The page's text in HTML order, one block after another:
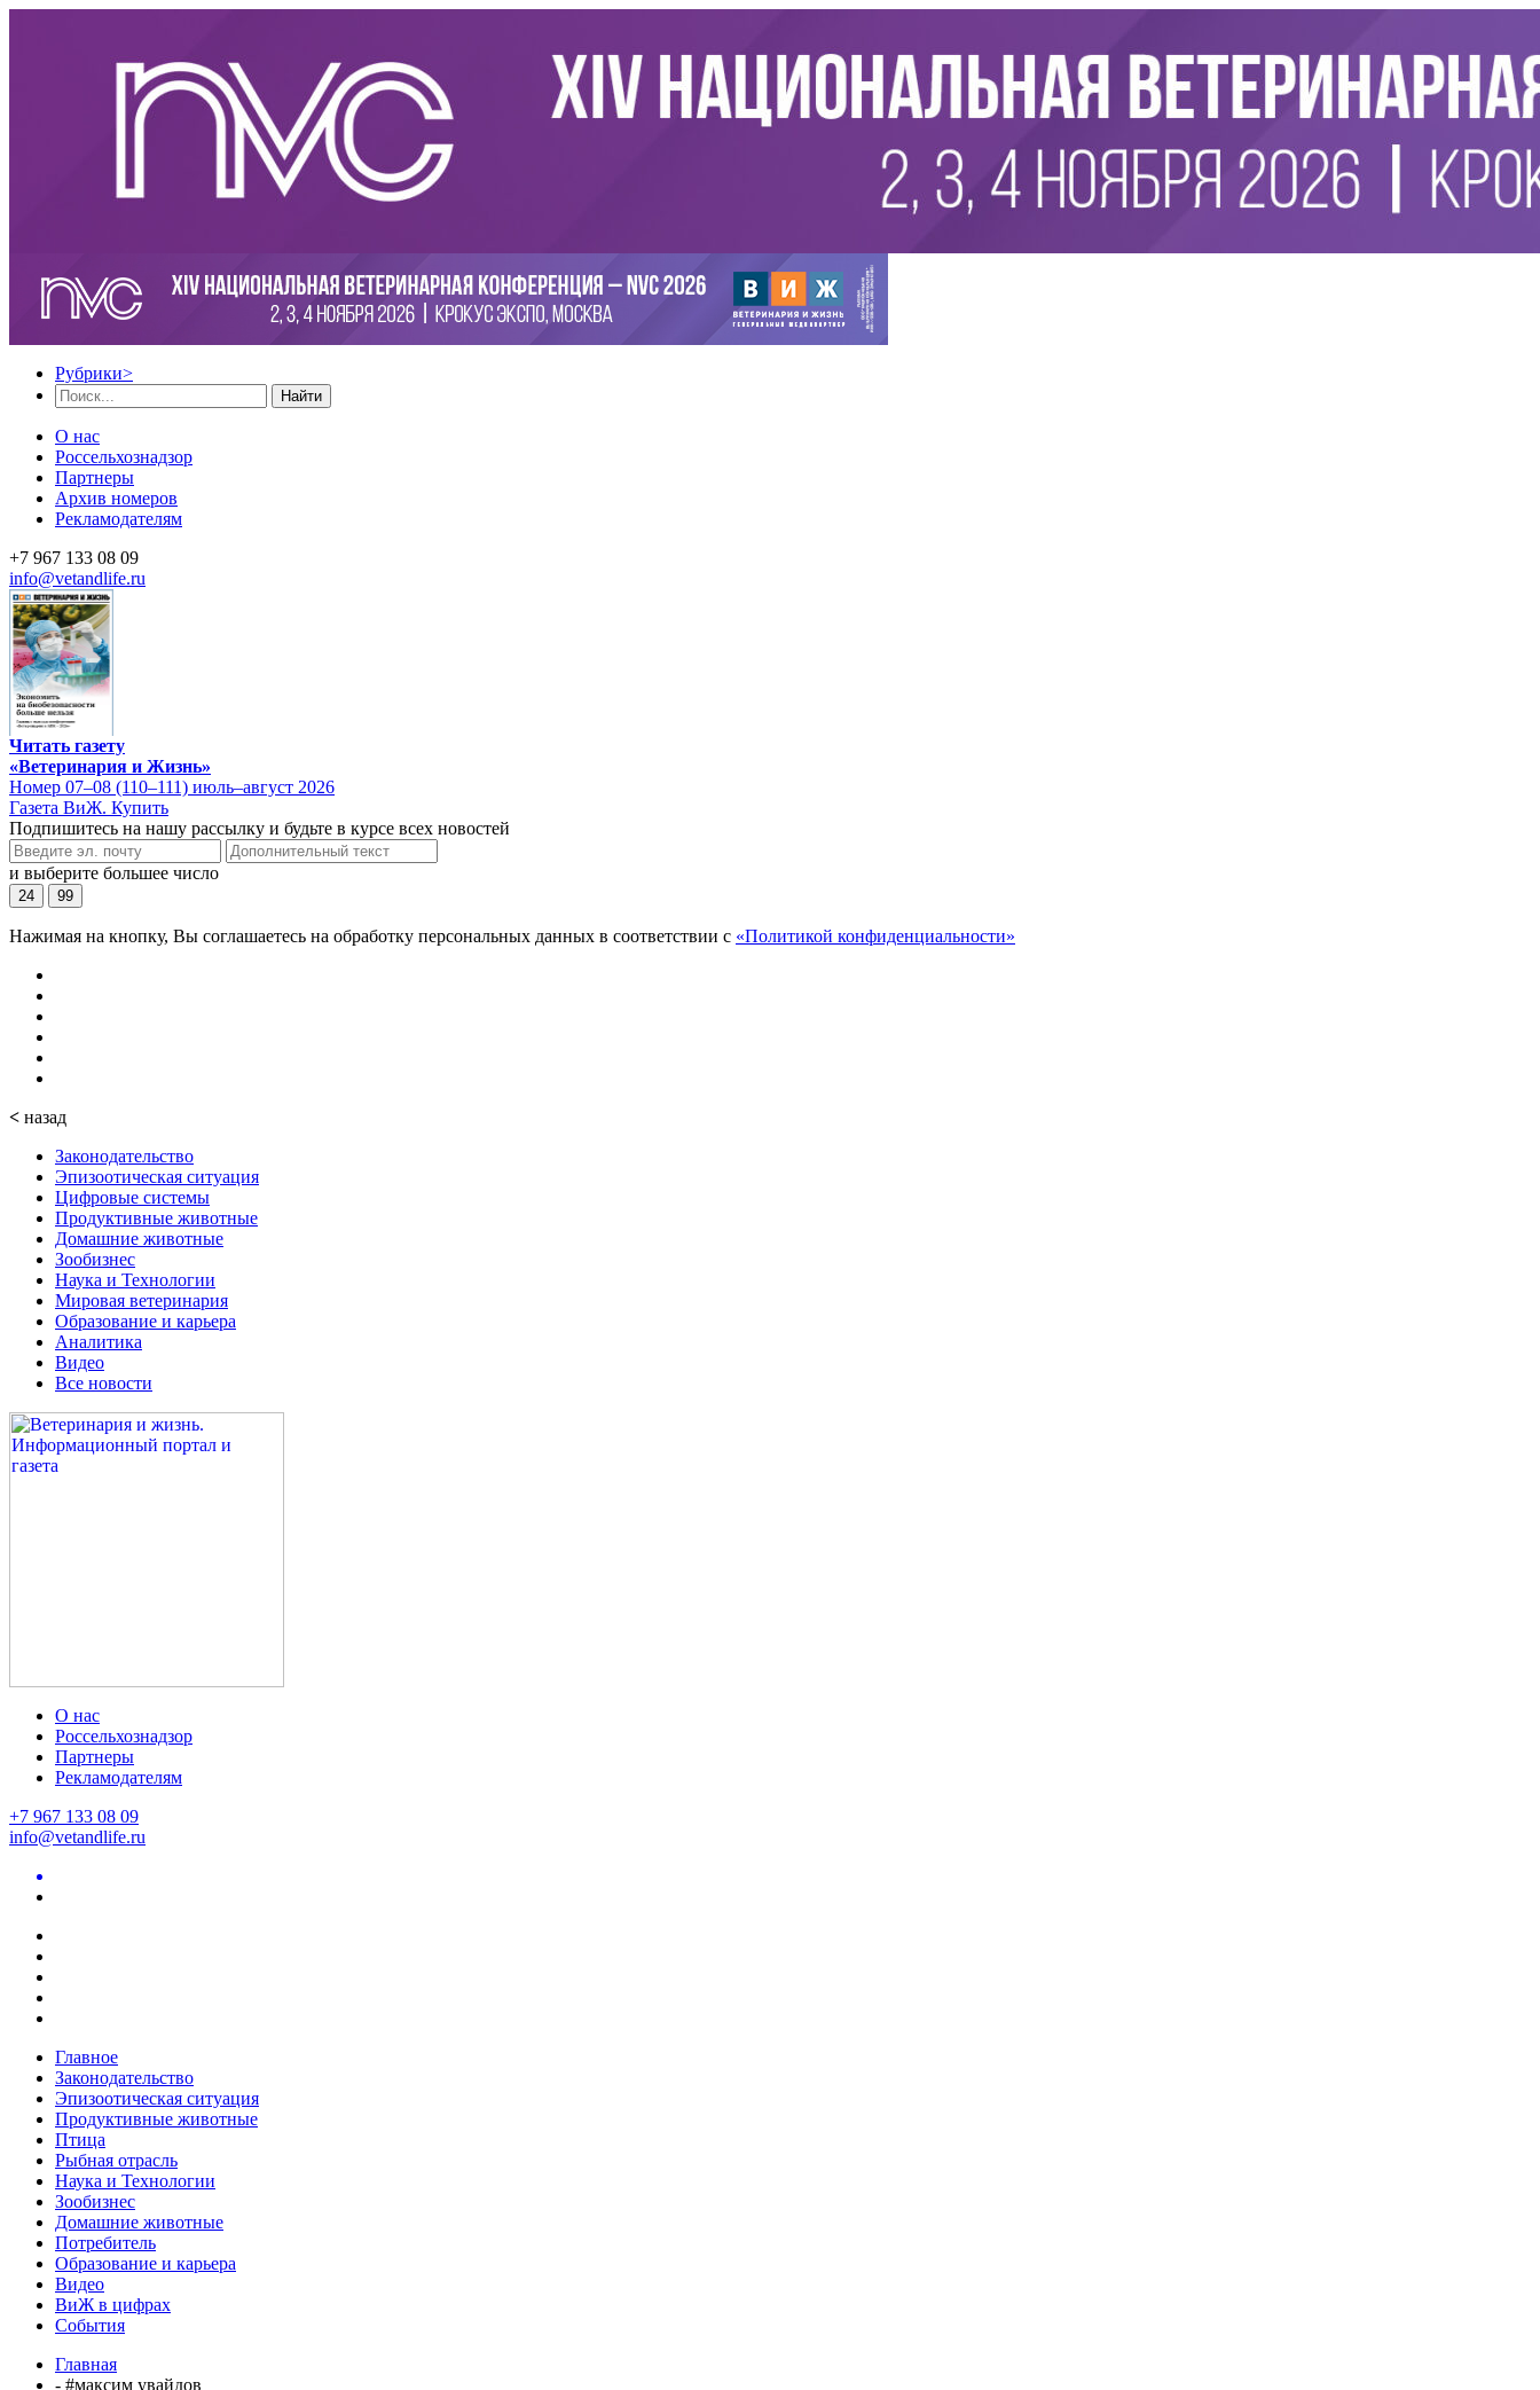
Рубрики>
Найти
О нас
Россельхознадзор
Партнеры
Архив номеров
Рекламодателям
+7 967 133 08 09
info@vetandlife.ru
Читать газету
«Ветеринария и Жизнь»
Номер 07–08 (110–111) июль–август 2026
Газета ВиЖ. Купить
Подпишитесь на нашу рассылку и будьте в курсе всех новостей
и выберите большее число
24 99
Нажимая на кнопку, Вы соглашаетесь на обработку персональных данных в соответствии с «Политикой конфиденциальности»
< назад
Законодательство
Эпизоотическая ситуация
Цифровые системы
Продуктивные животные
Домашние животные
Зообизнес
Наука и Технологии
Мировая ветеринария
Образование и карьера
Аналитика
Видео
Все новости
О нас
Россельхознадзор
Партнеры
Рекламодателям
+7 967 133 08 09
info@vetandlife.ru
Главное
Законодательство
Эпизоотическая ситуация
Продуктивные животные
Птица
Рыбная отрасль
Наука и Технологии
Зообизнес
Домашние животные
Потребитель
Образование и карьера
Видео
ВиЖ в цифрах
События
Главная
- #максим увайдов